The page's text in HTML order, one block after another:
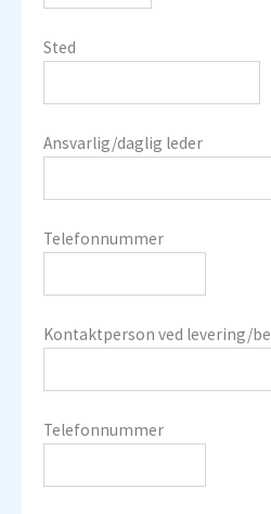
Sted
Ansvarlig/daglig leder
Telefonnummer
Kontaktperson ved levering/
Telefonnummer